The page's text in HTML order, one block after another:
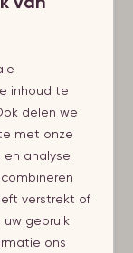
ook de
inhoud te
delen we
met onze
analyse.
verstrekt of
gebruik
ons